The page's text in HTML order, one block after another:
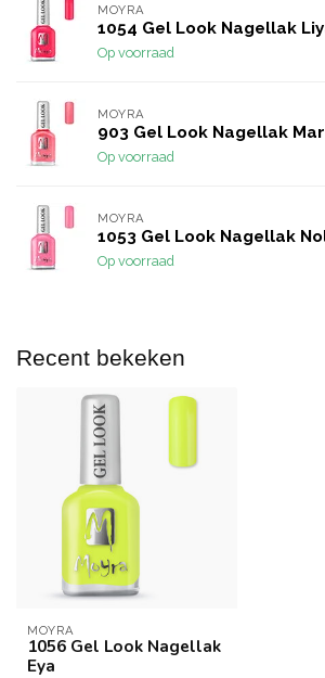
MOYRA
1054 Gel Look Nagellak
Op voorraad
MOYRA
903 Gel Look Nagellak
Op voorraad
MOYRA
1053 Gel Look Nagellak
Op voorraad
Recent bekeken
MOYRA
1056 Gel Look Nagellak
Eya